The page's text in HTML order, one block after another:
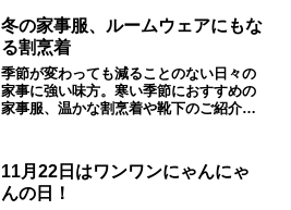
ッション通販ショップ「アトランダム」
冬の家事服、ルームウェアにもな
る割烹着
季節が変わっても減ることのない日々の
家事に強い味方。寒い季節におすすめの
家事服、温かな割烹着や靴下のご紹介で
イフ＆シニアファッション通販ショップ
「アトランダム」
11月22日はワンワンにゃんにゃ
んの日！